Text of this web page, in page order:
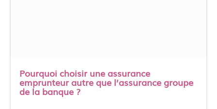
Pourquoi choisir une assurance
emprunteur autre que l’assurance groupe
de la banque ?